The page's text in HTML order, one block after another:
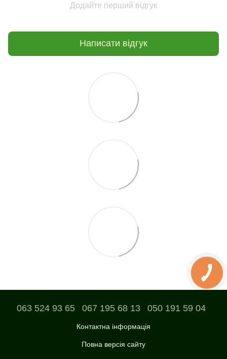
Додайте перший відгук
Написати відгук
063 524 93 65 067 195 68 13 050 191 59 04
Контактна інформація
Повна версія сайту